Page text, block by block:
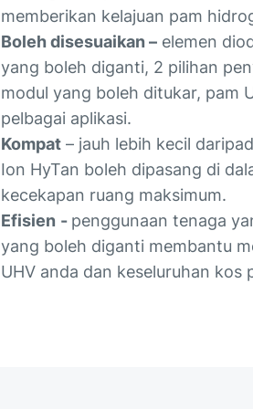
memberikan kelajuan pam
Boleh disesuaikan – elemen
yang boleh diganti, 2 pilihan
modul yang boleh ditukar, pam
pelbagai aplikasi.
Kompat – jauh lebih kecil
Ion HyTan boleh dipasang di
kecekapan ruang maksimum.
Efisien - penggunaan tenaga
yang boleh diganti membantu
UHV anda dan keseluruhan kos